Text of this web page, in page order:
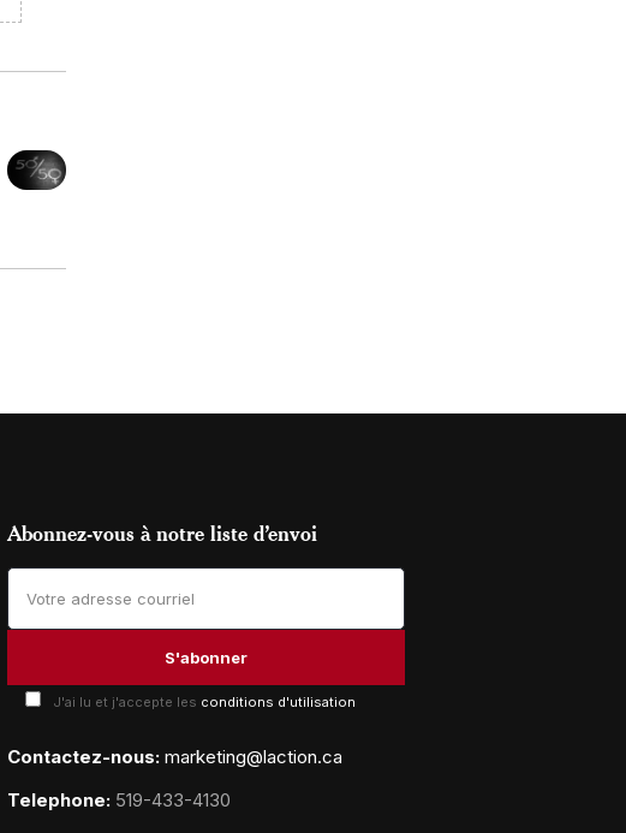
Abonnez-vous à notre liste d’envoi
J'ai lu et j'accepte les conditions d'utilisation
Contactez-nous: marketing@laction.ca
Telephone: 519-433-4130